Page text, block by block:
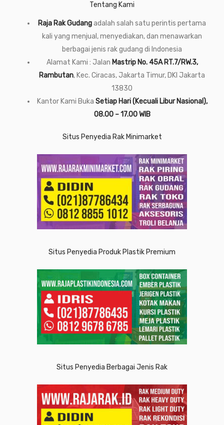
Tentang Kami
Raja Rak Gudangadalah salah satu perintis pertama
kali yang menjual, menyediakan, dan menawarkan
berbagai jenis rak gudang di Indonesia
Alamat Kami : Jalan Mastrip No. 45A RT.7/RW.3,
Rambutan, Kec. Ciracas, Jakarta Timur, DKI Jakarta
13830
Kantor Kami Buka Setiap Hari (Kecuali Libur Nasional),
08.00 – 17.00 WIB
Situs Penyedia Rak Minimarket
Situs Penyedia Produk Plastik Premium
Situs Penyedia Berbagai Jenis Rak